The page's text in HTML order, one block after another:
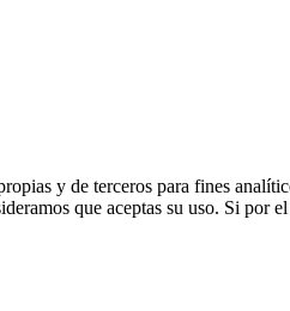
y de terceros para fines
que aceptas su uso. Si por